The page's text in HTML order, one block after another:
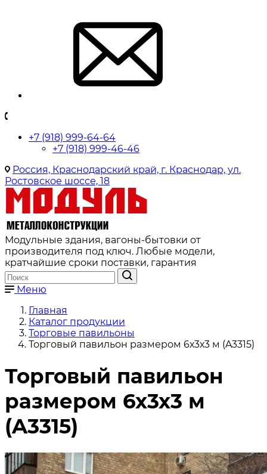
+7 (918) 999-64-64
+7 (918) 999-46-46
Россия, Краснодарский край, г. Краснодар, ул.
Ростовское шоссе, 18
Модульные здания, вагоны-бытовки от
производителя под ключ. Любые модели,
кратчайшие сроки поставки, гарантия
Меню
Главная
Каталог продукции
Торговые павильоны
Торговый павильон размером 6х3х3 м (A3315)
Торговый павильон
размером 6х3х3 м
(A3315)